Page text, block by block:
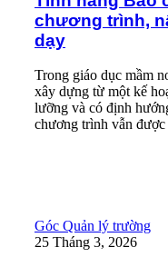
chương trình,
dạy
Trong giáo dục mầm
xây dựng từ một kế
lưỡng và có định
chương trình vẫn
Chuẩn hóa dữ liệu
Góc Quản lý trường
25 Tháng 3, 2026